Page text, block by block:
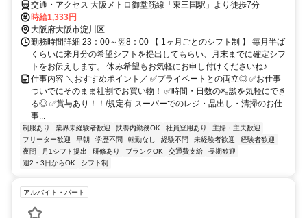
交通・アクセス 大阪メトロ御堂筋線「東三国駅」より徒歩7分
時給1,333円
大阪府大阪市淀川区
勤務時間詳細 23：00～翌8：00 【 1ヶ月ごとのシフト制 】 毎月半ば
くらいに来月分の希望シフトを提出してもらい、月末までに確定シフ
トをお伝えします。 休み希望もお気軽にお申し付けくださいね♪...
仕事内容 ＼おすすめポイント／ ✅プライベートとの両立◎ ✅お仕事
ついでにそのまま社割でお買い物！ ✅時間・日数の相談を気軽にでき
る◎ ✅賞与あり！！/規定有 スーパーでのレジ・品出し・清掃のお仕
事...
制服あり 業界未経験者歓迎 扶養内勤務OK 社員登用あり
主婦・主夫歓迎
フリーター歓迎
早朝 学歴不問 転勤なし 経験不問 未経験者歓迎
経験者歓迎
夜間
月1シフト提出 研修あり ブランクOK 交通費支給
長期歓迎
週2・3日からOK
シフト制
アルバイト・パート